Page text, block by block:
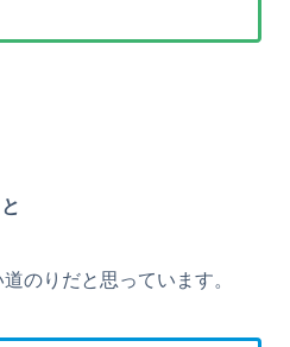
のりだと思っています。